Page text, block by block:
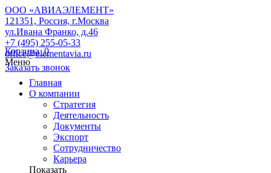
ООО «АВИАЭЛЕМЕНТ»
121351, Россия, г.Москва
ул.Ивана Франко, д.46
+7 (495) 255-05-33
office@elementavia.ru
Заказать звонок
Корзина0
Меню
Главная
О компании
Стратегия
Деятельность
Документы
Экспорт
Сотрудничество
Карьера
Показать